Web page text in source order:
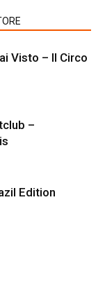
Visto – Il Circo
–
Edition